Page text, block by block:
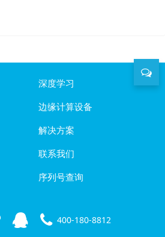
深度学习
边缘计算设备
解决方案
联系我们
序列号查询
400-180-8812